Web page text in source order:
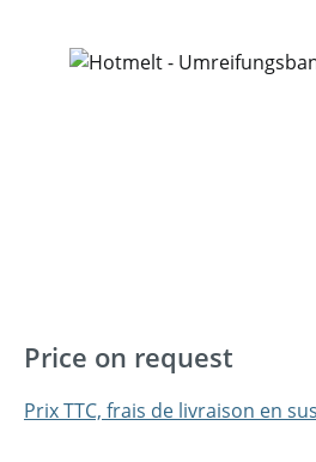
Ignorer la galerie d'images
Price on request
Prix TTC, frais de livraison en sus